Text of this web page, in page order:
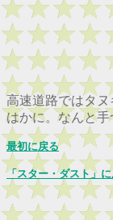
高速道路ではタ
はかに。なんと
最初に戻る
「スター・ダスト」に